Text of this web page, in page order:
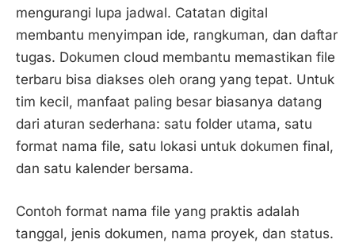
mengurangi lupa jadwal. Catatan digital
membantu menyimpan ide, rangkuman, dan daftar
tugas. Dokumen cloud membantu memastikan file
terbaru bisa diakses oleh orang yang tepat. Untuk
tim kecil, manfaat paling besar biasanya datang
dari aturan sederhana: satu folder utama, satu
format nama file, satu lokasi untuk dokumen final,
dan satu kalender bersama.
Contoh format nama file yang praktis adalah
tanggal, jenis dokumen, nama proyek, dan status.